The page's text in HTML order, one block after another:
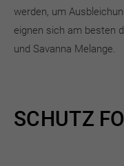
werden, um
eignen sich am besten
und Savanna Melange.
SCHUTZ